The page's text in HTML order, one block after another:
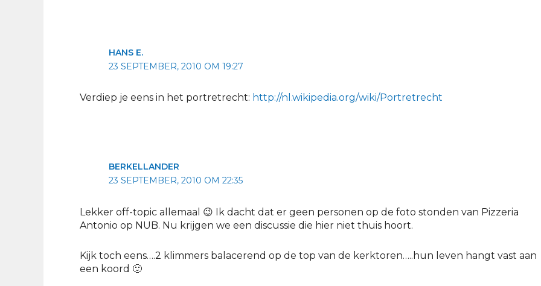
HANS E.
23 SEPTEMBER, 2010 OM 19:27
Verdiep je eens in het portretrecht: http://nl.wikipedia.org/wiki/Portretrecht
BERKELLANDER
23 SEPTEMBER, 2010 OM 22:35
Lekker off-topic allemaal 😉 Ik dacht dat er geen personen op de foto stonden van Pizzeria
Antonio op NUB. Nu krijgen we een discussie die hier niet thuis hoort.
Kijk toch eens….2 klimmers balacerend op de top van de kerktoren…..hun leven hangt vast aan
een koord 🙂